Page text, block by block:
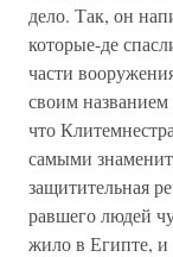
дело. Так, он
которые-де
части
своим
что
самыми
защитительная
равшего людей
жило в Египте, и